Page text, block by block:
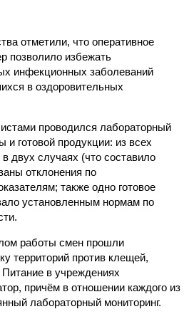
отметили, что оперативное
позволило избежать
инфекционных заболеваний
в оздоровительных
проводился лабораторный
и готовой продукции: из всех
двух случаях (что составило
отклонения по
также одно готовое
установленным нормам по
работы смен прошли
территорий против клещей,
в учреждениях
причём в отношении каждого из
лабораторный мониторинг.